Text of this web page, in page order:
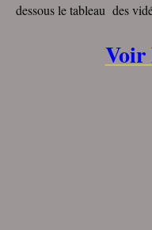
dessous le tableau des
Voir